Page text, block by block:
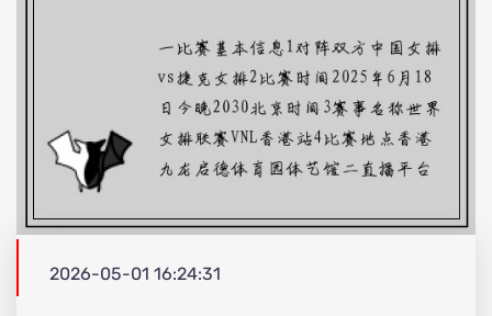
2026-05-01 16:24:31